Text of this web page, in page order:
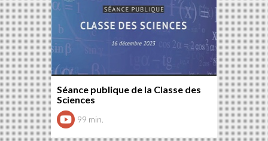
Séance publique de la Classe des
Sciences
99 min.